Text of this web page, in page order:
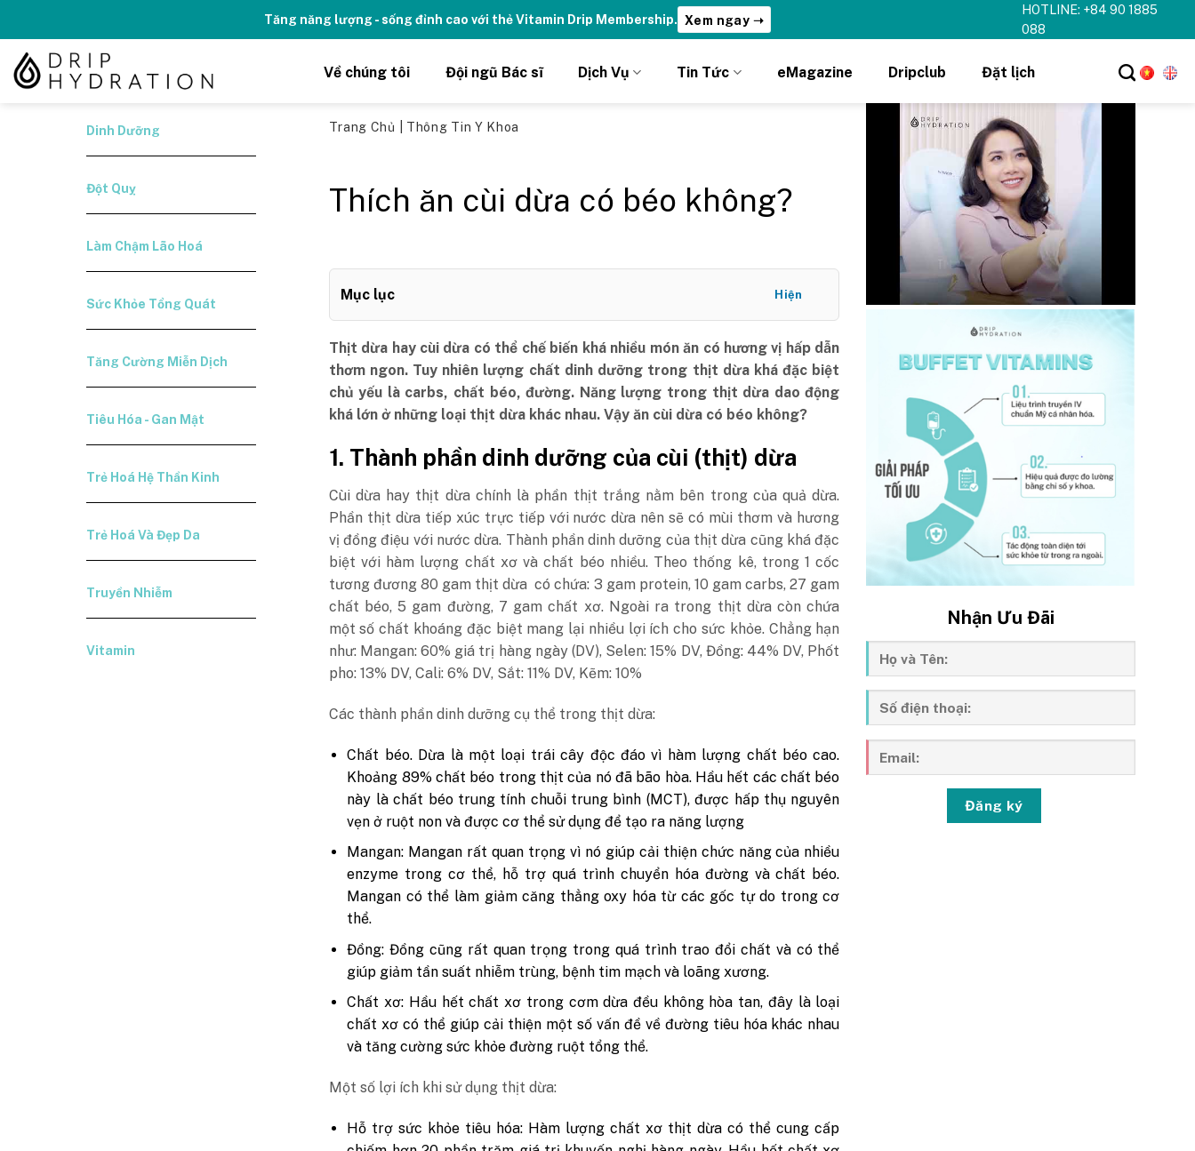
content
Kỉ niệm 10 năm Thương hiệu Drip Hydrations | Nhận ưu đãi chỉ DÀNH RIÊNG cho Member DripClub!
HOTLINE: +84 90 1885
088
Về chúng tôi Đội ngũ Bác sĩ Dịch Vụ Tin Tức eMagazine Dripclub Đặt lịch
Dinh Dưỡng
Đột Quỵ
Làm Chậm Lão Hoá
Sức Khỏe Tổng Quát
Tăng Cường Miễn Dịch
Tiêu Hóa - Gan Mật
Trẻ Hoá Hệ Thần Kinh
Trẻ Hoá Và Đẹp Da
Truyền Nhiễm
Vitamin
Trang Chủ Thông Tin Y Khoa
Thích ăn cùi dừa có béo không?
Mục lục Hiện
Thịt dừa hay cùi dừa có thể chế biến khá nhiều món ăn có hương vị hấp dẫn
thơm ngon. Tuy nhiên lượng chất dinh dưỡng trong thịt dừa khá đặc biệt
chủ yếu là carbs, chất béo, đường. Năng lượng trong thịt dừa dao động
khá lớn ở những loại thịt dừa khác nhau. Vậy ăn cùi dừa có béo không?
1. Thành phần dinh dưỡng của cùi (thịt) dừa
Cùi dừa hay thịt dừa chính là phần thịt trắng nằm bên trong của quả dừa.
Phần thịt dừa tiếp xúc trực tiếp với nước dừa nên sẽ có mùi thơm và hương
vị đồng điệu với nước dừa. Thành phần dinh dưỡng của thịt dừa cũng khá đặc
biệt với hàm lượng chất xơ và chất béo nhiều. Theo thống kê, trong 1 cốc
tương đương 80 gam thịt dừa có chứa: 3 gam protein, 10 gam carbs, 27 gam
chất béo, 5 gam đường, 7 gam chất xơ. Ngoài ra trong thịt dừa còn chứa
một số chất khoáng đặc biệt mang lại nhiều lợi ích cho sức khỏe. Chẳng hạn
như: Mangan: 60% giá trị hàng ngày (DV), Selen: 15% DV, Đồng: 44% DV, Phốt
pho: 13% DV, Cali: 6% DV, Sắt: 11% DV, Kẽm: 10%
Các thành phần dinh dưỡng cụ thể trong thịt dừa:
Chất béo. Dừa là một loại trái cây độc đáo vì hàm lượng chất béo cao.
Khoảng 89% chất béo trong thịt của nó đã bão hòa. Hầu hết các chất béo
này là chất béo trung tính chuỗi trung bình (MCT), được hấp thụ nguyên
vẹn ở ruột non và được cơ thể sử dụng để tạo ra năng lượng
Mangan: Mangan rất quan trọng vì nó giúp cải thiện chức năng của nhiều
enzyme trong cơ thể, hỗ trợ quá trình chuyển hóa đường và chất béo.
Mangan có thể làm giảm căng thẳng oxy hóa từ các gốc tự do trong cơ
thể.
Đồng: Đồng cũng rất quan trọng trong quá trình trao đổi chất và có thể
giúp giảm tần suất nhiễm trùng, bệnh tim mạch và loãng xương.
Chất xơ: Hầu hết chất xơ trong cơm dừa đều không hòa tan, đây là loại
chất xơ có thể giúp cải thiện một số vấn đề về đường tiêu hóa khác nhau
và tăng cường sức khỏe đường ruột tổng thể.
Một số lợi ích khi sử dụng thịt dừa:
Hỗ trợ sức khỏe tiêu hóa: Hàm lượng chất xơ thịt dừa có thể cung cấp
Nhận Ưu Đãi
Đăng ký